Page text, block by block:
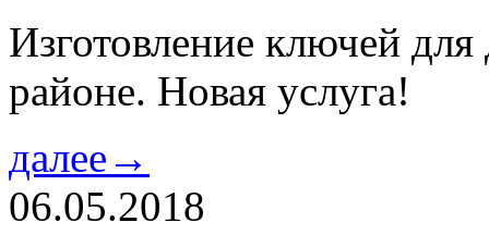
Изготовление ключей
районе. Новая услуга!
далее→
06.05.2018